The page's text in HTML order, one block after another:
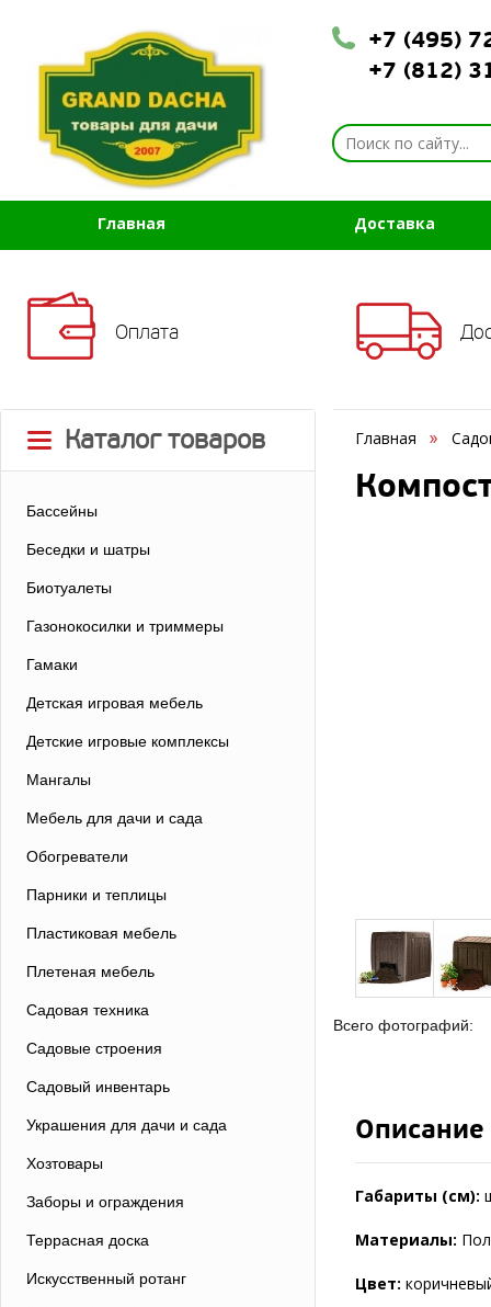
+7 (495)
+7 (812)
Главная Доставка
Оплата
Каталог товаров
Бассейны
Беседки и шатры
Биотуалеты
Газонокосилки и триммеры
Гамаки
Детская игровая мебель
Детские игровые комплексы
Мангалы
Мебель для дачи и сада
Обогреватели
Парники и теплицы
Пластиковая мебель
Плетеная мебель
Садовая техника
Садовые строения
Садовый инвентарь
Украшения для дачи и сада
Хозтовары
Заборы и ограждения
Террасная доска
Искусственный ротанг
Главная
Всего фотографий:
Описание
Габариты (см):
Материалы:
Цвет: